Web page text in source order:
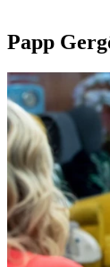
Papp